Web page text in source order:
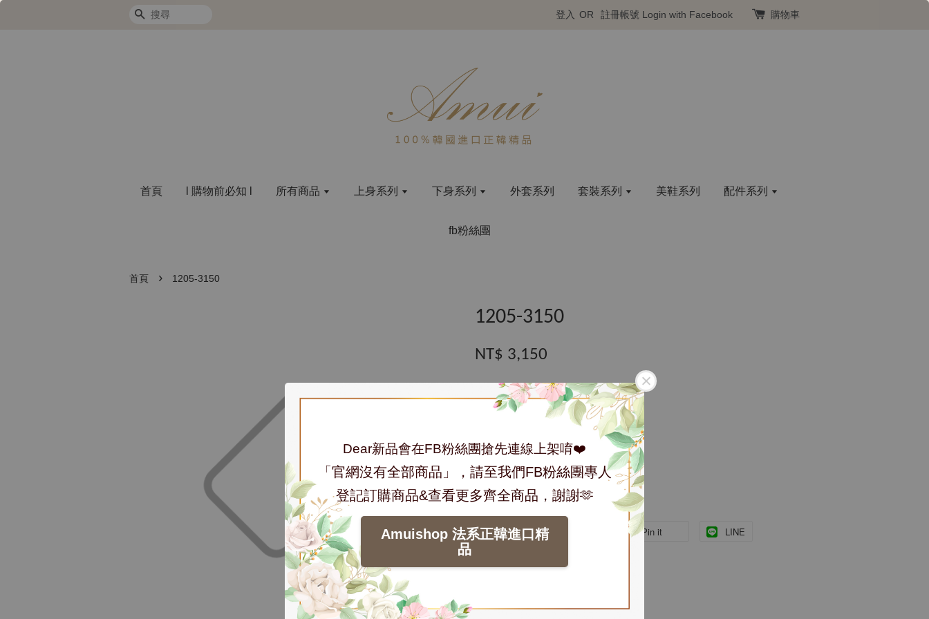
Dear新品會在FB粉絲團搶先連線上架唷❤️
「官網沒有全部商品」，請至我們FB粉絲團專人
登記訂購商品&查看更多齊全商品，謝謝🫶
Amuishop 法系正韓進口精
品
搜尋 登入 OR 註冊帳號 Login with Facebook 購物車
首頁 l 購物前必知 l 所有商品 上身系列 下身系列 外套系列 套裝系列 美鞋系列 配件系列
fb粉絲團
首頁 › 1205-3150
1205-3150
NT$ 3,150
數量
加入購物車
分享 Pin it LINE